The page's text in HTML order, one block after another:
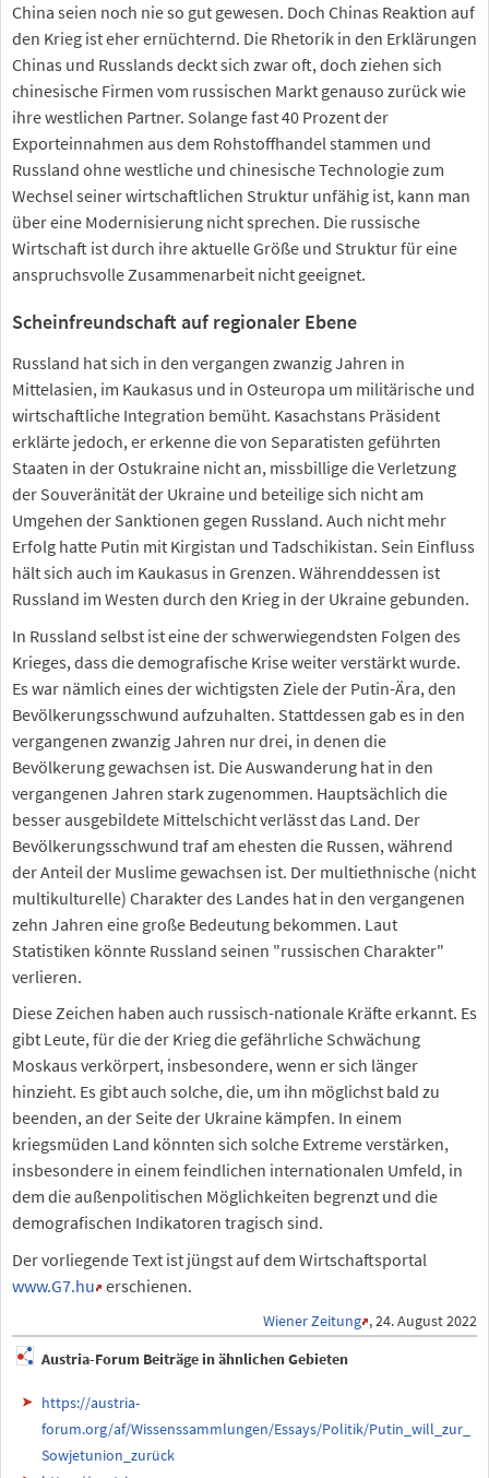
China seien noch nie so gut gewesen. Doch Chinas Reaktion auf
den Krieg ist eher ernüchternd. Die Rhetorik in den Erklärungen
Chinas und Russlands deckt sich zwar oft, doch ziehen sich
chinesische Firmen vom russischen Markt genauso zurück wie
ihre westlichen Partner. Solange fast 40 Prozent der
Exporteinnahmen aus dem Rohstoffhandel stammen und
Russland ohne westliche und chinesische Technologie zum
Wechsel seiner wirtschaftlichen Struktur unfähig ist, kann man
über eine Modernisierung nicht sprechen. Die russische
Wirtschaft ist durch ihre aktuelle Größe und Struktur für eine
anspruchsvolle Zusammenarbeit nicht geeignet.
Scheinfreundschaft auf regionaler Ebene
Russland hat sich in den vergangen zwanzig Jahren in
Mittelasien, im Kaukasus und in Osteuropa um militärische und
wirtschaftliche Integration bemüht. Kasachstans Präsident
erklärte jedoch, er erkenne die von Separatisten geführten
Staaten in der Ostukraine nicht an, missbillige die Verletzung
der Souveränität der Ukraine und beteilige sich nicht am
Umgehen der Sanktionen gegen Russland. Auch nicht mehr
Erfolg hatte Putin mit Kirgistan und Tadschikistan. Sein Einfluss
hält sich auch im Kaukasus in Grenzen. Währenddessen ist
Russland im Westen durch den Krieg in der Ukraine gebunden.
In Russland selbst ist eine der schwerwiegendsten Folgen des
Krieges, dass die demografische Krise weiter verstärkt wurde.
Es war nämlich eines der wichtigsten Ziele der Putin-Ära, den
Bevölkerungsschwund aufzuhalten. Stattdessen gab es in den
vergangenen zwanzig Jahren nur drei, in denen die
Bevölkerung gewachsen ist. Die Auswanderung hat in den
vergangenen Jahren stark zugenommen. Hauptsächlich die
besser ausgebildete Mittelschicht verlässt das Land. Der
Bevölkerungsschwund traf am ehesten die Russen, während
der Anteil der Muslime gewachsen ist. Der multiethnische (nicht
multikulturelle) Charakter des Landes hat in den vergangenen
zehn Jahren eine große Bedeutung bekommen. Laut
Statistiken könnte Russland seinen "russischen Charakter"
verlieren.
Diese Zeichen haben auch russisch-nationale Kräfte erkannt. Es
gibt Leute, für die der Krieg die gefährliche Schwächung
Moskaus verkörpert, insbesondere, wenn er sich länger
hinzieht. Es gibt auch solche, die, um ihn möglichst bald zu
beenden, an der Seite der Ukraine kämpfen. In einem
kriegsmüden Land könnten sich solche Extreme verstärken,
insbesondere in einem feindlichen internationalen Umfeld, in
dem die außenpolitischen Möglichkeiten begrenzt und die
demografischen Indikatoren tragisch sind.
Der vorliegende Text ist jüngst auf dem Wirtschaftsportal
www.G7.hu erschienen.
Wiener Zeitung , 24. August 2022
Austria-Forum Beiträge in ähnlichen Gebieten
https://austria-
forum.org/af/Wissenssammlungen/Essays/Politik/Putin_will_zur_
Sowjetunion_zurück